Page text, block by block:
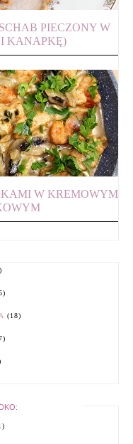
PIECZONY W
KANAPKĘ)
W KREMOWYM
(18)